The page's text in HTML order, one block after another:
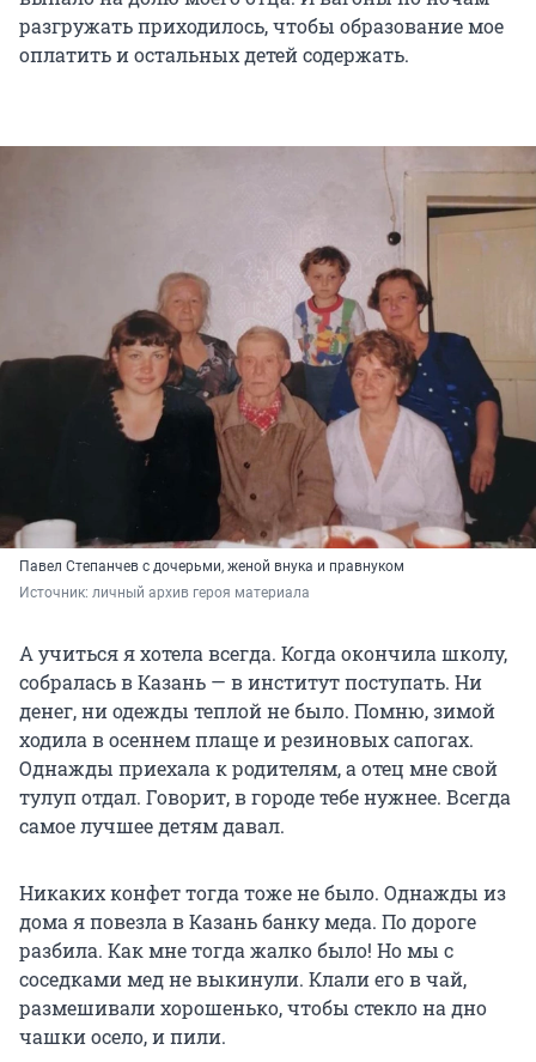
разгружать приходилось, чтобы образование мое
оплатить и остальных детей содержать.
Павел Степанчев с дочерьми, женой внука и правнуком
Источник: личный архив героя материала
А учиться я хотела всегда. Когда окончила школу,
собралась в Казань — в институт поступать. Ни
денег, ни одежды теплой не было. Помню, зимой
ходила в осеннем плаще и резиновых сапогах.
Однажды приехала к родителям, а отец мне свой
тулуп отдал. Говорит, в городе тебе нужнее. Всегда
самое лучшее детям давал.
Никаких конфет тогда тоже не было. Однажды из
дома я повезла в Казань банку меда. По дороге
разбила. Как мне тогда жалко было! Но мы с
соседками мед не выкинули. Клали его в чай,
размешивали хорошенько, чтобы стекло на дно
чашки осело, и пили.